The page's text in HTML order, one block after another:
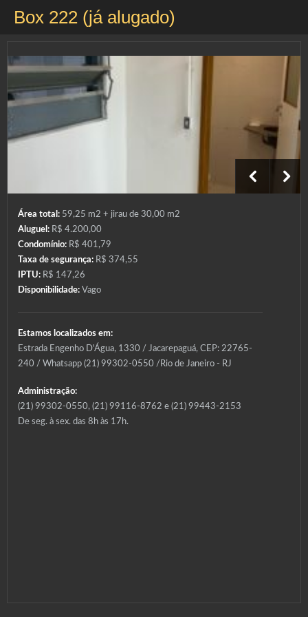
Box 222 (já alugado)
Área total: 59,25 m2 + jirau de 30,00 m2
Aluguel: R$ 4.200,00
Condomínio: R$ 401,79
Taxa de segurança: R$ 374,55
IPTU: R$ 147,26
Disponibilidade: Vago
Estamos localizados em:
Estrada Engenho D'Água, 1330 / Jacarepaguá, CEP: 22765-
240 / Whatsapp (21) 99302-0550 /Rio de Janeiro - RJ
Administração:
(21) 99302-0550, (21) 99116-8762 e (21) 99443-2153
De seg. à sex. das 8h às 17h.